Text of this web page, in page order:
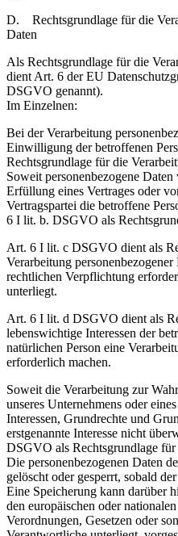
D. Rechtsgrundlage für die
Daten
Als Rechtsgrundlage für die
dient Art. 6 der EU
DSGVO genannt).
Im Einzelnen:
Bei der Verarbeitung
Einwilligung der betroffenen
Rechtsgrundlage für die
Soweit personenbezogene
Erfüllung eines Vertrages oder
Vertragspartei die betroffene
6 I lit. b. DSGVO als
Art. 6 I lit. c DSGVO dient als
Verarbeitung
rechtlichen Verpflichtung
unterliegt.
Art. 6 I lit. d DSGVO dient als
lebenswichtige Interessen der
natürlichen Person eine
erforderlich machen.
Soweit die Verarbeitung zur
unseres Unternehmens oder
Interessen, Grundrechte und
erstgenannte Interesse nicht
DSGVO als Rechtsgrundlage für
Die personenbezogenen Daten
gelöscht oder gesperrt, sobald
Eine Speicherung kann darüber
den europäischen oder
Verordnungen, Gesetzen oder